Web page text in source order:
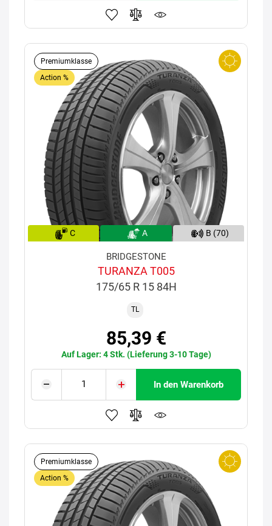
Premiumklasse
Action %
C A B (70)
BRIDGESTONE
TURANZA T005
175/65 R 15 84H
TL
85,39 €
Auf Lager: 4 Stk. (Lieferung 3-10 Tage)
In den Warenkorb
Premiumklasse
Action %